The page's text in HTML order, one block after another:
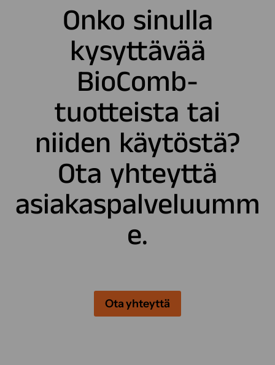
Onko sinulla
kysyttävää
BioComb-
tuotteista tai
niiden käytöstä?
Ota yhteyttä
asiakaspalveluumm
e.
Ota yhteyttä